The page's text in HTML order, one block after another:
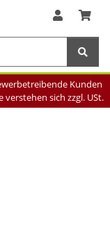
Kunden
verstehen sich zzgl. USt.